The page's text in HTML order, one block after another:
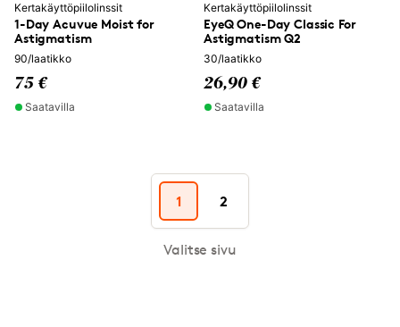
Kertakäyttöpiilolinssit
1-Day Acuvue Moist for
Astigmatism
90/laatikko
75 €
Saatavilla
Kertakäyttöpiilolinssit
EyeQ One-Day Classic For
Astigmatism Q2
30/laatikko
26,90 €
Saatavilla
1 2
Valitse sivu